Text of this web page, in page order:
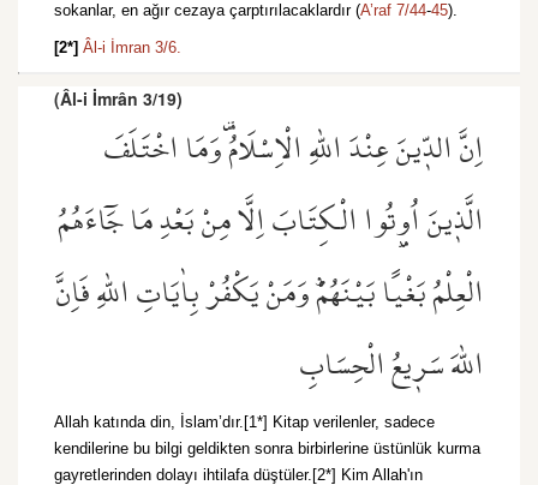
sokanlar, en ağır cezaya çarptırılacaklardır (A’raf 7/44-45).
[2*] Âl-i İmran 3/6.
(Âl-i İmrân 3/19)
اِنَّ الدّ۪ينَ عِنْدَ اللّٰهِ الْاِسْلَامُ۠ وَمَا اخْتَلَفَ
الَّذ۪ينَ اُو۫تُوا الْكِتَابَ اِلَّا مِنْ بَعْدِ مَا جَٓاءَهُمُ
الْعِلْمُ بَغْيًا بَيْنَهُمْۜ وَمَنْ يَكْفُرْ بِاٰيَاتِ اللّٰهِ فَاِنَّ
اللّٰهَ سَر۪يعُ الْحِسَابِ
Allah katında din, İslam’dır.[1*] Kitap verilenler, sadece
kendilerine bu bilgi geldikten sonra birbirlerine üstünlük kurma
gayretlerinden dolayı ihtilafa düştüler.[2*] Kim Allah'ın